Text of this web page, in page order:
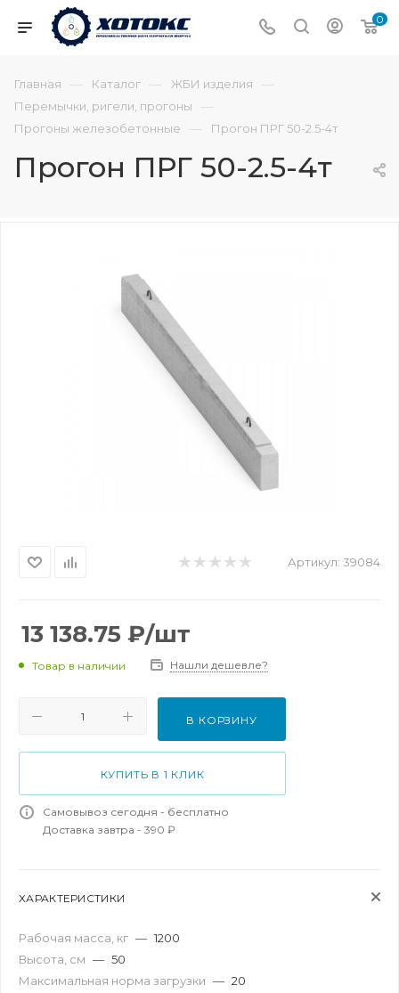
0
Главная — Каталог — ЖБИ изделия —
Перемычки, ригели, прогоны —
Прогоны железобетонные — Прогон ПРГ 50-2.5-4т
Прогон ПРГ 50-2.5-4т
Артикул: 39084
13 138.75 ₽/шт
Товар в наличии Нашли дешевле?
В КОРЗИНУ
КУПИТЬ В 1 КЛИК
Самовывоз сегодня - бесплатно
Доставка завтра - 390 ₽
ХАРАКТЕРИСТИКИ
Рабочая масса, кг — 1200
Высота, см — 50
Максимальная норма загрузки — 20